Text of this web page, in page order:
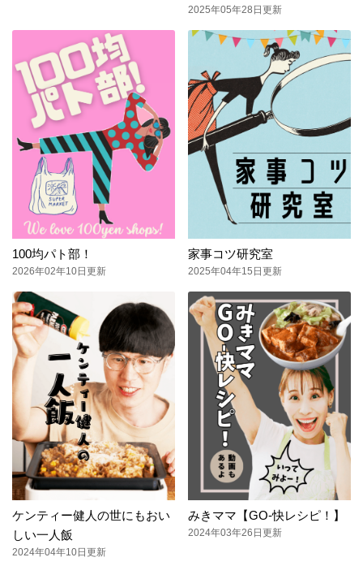
2025年05年28日更新
100均パト部！
2026年02年10日更新
家事コツ研究室
2025年04年15日更新
ケンティー健人の世にもおい
しい一人飯
2024年04年10日更新
みきママ【GO-快レシピ！】
2024年03年26日更新